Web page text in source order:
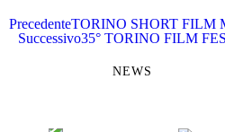
PrecedenteTORINO SHORT FILM
Successivo35° TORINO FILM
NEWS